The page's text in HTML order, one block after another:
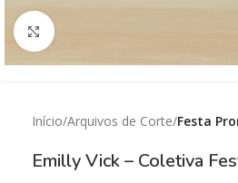
Click to enlarge
Início Arquivos de Corte Festa
Emilly Vick – Coletiva